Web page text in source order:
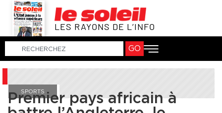
LES RAYONS DE L’INFO
GO
SPORTS
Premier pays africain à